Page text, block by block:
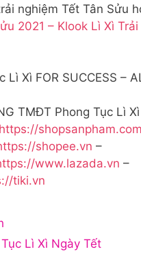
nghiệm Tết Tân Sửu
2021 – Klook Lì Xì
Lì Xì FOR SUCCESS –
TMĐT Phong Tục Lì
https://shopsanpham.com
shopee.vn –
www.lazada.vn –
tiki.vn
Lì Xì Ngày Tết